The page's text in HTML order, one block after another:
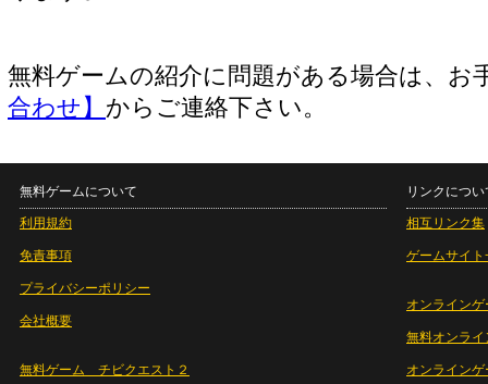
無料ゲームの紹介に問題がある場合は、お
合わせ】 からご連絡下さい。
無料ゲームについて
利用規約
免責事項
プライバシーポリシー
会社概要
無料ゲーム チビクエスト２
リンクについ
相互リンク集
ゲームサイト
オンラインゲ
無料オンライ
オンライン